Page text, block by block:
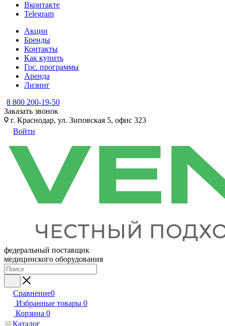
Вконтакте
Telegram
Акции
Бренды
Контакты
Как купить
Гос. программы
Аренда
Лизинг
8 800 200-19-50
Заказать звонок
г. Краснодар, ул. Зиповская 5, офис 323
Войти
федеральный поставщик
медицинского оборудования
Сравнение0
Избранные товары 0
Корзина 0
Каталог